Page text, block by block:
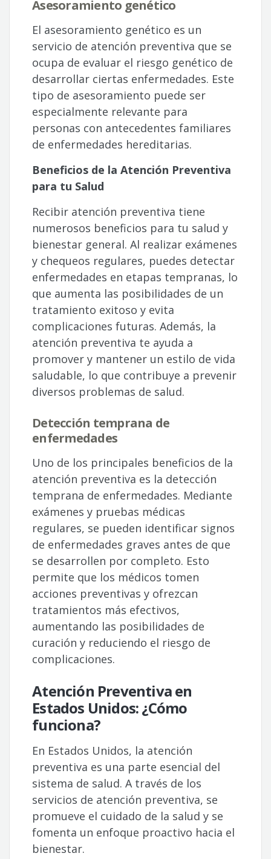
Asesoramiento genético
El asesoramiento genético es un
servicio de atención preventiva que se
ocupa de evaluar el riesgo genético de
desarrollar ciertas enfermedades. Este
tipo de asesoramiento puede ser
especialmente relevante para
personas con antecedentes familiares
de enfermedades hereditarias.
Beneficios de la Atención Preventiva
para tu Salud
Recibir atención preventiva tiene
numerosos beneficios para tu salud y
bienestar general. Al realizar exámenes
y chequeos regulares, puedes detectar
enfermedades en etapas tempranas, lo
que aumenta las posibilidades de un
tratamiento exitoso y evita
complicaciones futuras. Además, la
atención preventiva te ayuda a
promover y mantener un estilo de vida
saludable, lo que contribuye a prevenir
diversos problemas de salud.
Detección temprana de
enfermedades
Uno de los principales beneficios de la
atención preventiva es la detección
temprana de enfermedades. Mediante
exámenes y pruebas médicas
regulares, se pueden identificar signos
de enfermedades graves antes de que
se desarrollen por completo. Esto
permite que los médicos tomen
acciones preventivas y ofrezcan
tratamientos más efectivos,
aumentando las posibilidades de
curación y reduciendo el riesgo de
complicaciones.
Atención Preventiva en
Estados Unidos: ¿Cómo
funciona?
En Estados Unidos, la atención
preventiva es una parte esencial del
sistema de salud. A través de los
servicios de atención preventiva, se
promueve el cuidado de la salud y se
fomenta un enfoque proactivo hacia el
bienestar.